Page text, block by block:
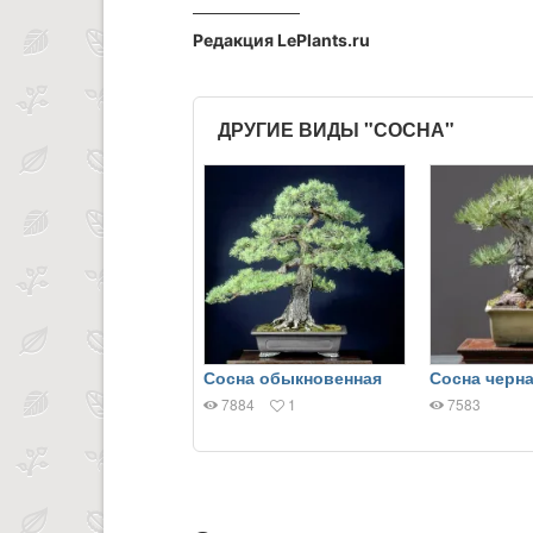
Редакция LePlants.ru
ДРУГИЕ ВИДЫ "СОСНА"
Сосна обыкновенная
7884 1
Сосна
7583